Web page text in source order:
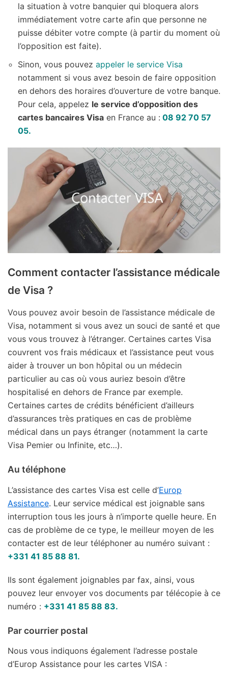
la situation à votre banquier qui bloquera alors
immédiatement votre carte afin que personne ne
puisse débiter votre compte (à partir du moment où
l’opposition est faite).
Sinon, vous pouvez appeler le service Visa
notamment si vous avez besoin de faire opposition
en dehors des horaires d’ouverture de votre banque.
Pour cela, appelez le service d’opposition des
cartes bancaires Visa en France au : 08 92 70 57
05.
Comment contacter l’assistance médicale
de Visa ?
Vous pouvez avoir besoin de l’assistance médicale de
Visa, notamment si vous avez un souci de santé et que
vous vous trouvez à l’étranger. Certaines cartes Visa
couvrent vos frais médicaux et l’assistance peut vous
aider à trouver un bon hôpital ou un médecin
particulier au cas où vous auriez besoin d’être
hospitalisé en dehors de France par exemple.
Certaines cartes de crédits bénéficient d’ailleurs
d’assurances très pratiques en cas de problème
médical dans un pays étranger (notamment la carte
Visa Pemier ou Infinite, etc…).
Au téléphone
L’assistance des cartes Visa est celle d’Europ
Assistance. Leur service médical est joignable sans
interruption tous les jours à n’importe quelle heure. En
cas de problème de ce type, le meilleur moyen de les
contacter est de leur téléphoner au numéro suivant :
+331 41 85 88 81.
Ils sont également joignables par fax, ainsi, vous
pouvez leur envoyer vos documents par télécopie à ce
numéro : +331 41 85 88 83.
Par courrier postal
Nous vous indiquons également l’adresse postale
d’Europ Assistance pour les cartes VISA :